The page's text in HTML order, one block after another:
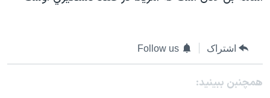
قانون شفافیت دارائی کادر رهبری ایران
اعتراضات مردمی آبان ۹۸
اشتراک Follow us
همچنبن ببینید: